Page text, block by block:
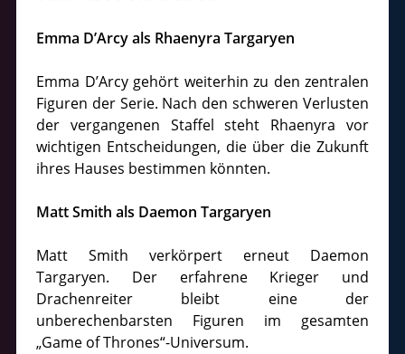
Emma D’Arcy als Rhaenyra Targaryen
Emma D’Arcy gehört weiterhin zu den zentralen
Figuren der Serie. Nach den schweren Verlusten
der vergangenen Staffel steht Rhaenyra vor
wichtigen Entscheidungen, die über die Zukunft
ihres Hauses bestimmen könnten.
Matt Smith als Daemon Targaryen
Matt Smith verkörpert erneut Daemon
Targaryen. Der erfahrene Krieger und
Drachenreiter bleibt eine der
unberechenbarsten Figuren im gesamten
„Game of Thrones“-Universum.